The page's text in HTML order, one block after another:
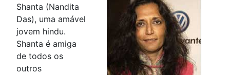
Shanta (Nandita
Das), uma amável
jovem hindu.
Shanta é amiga
de todos os
outros